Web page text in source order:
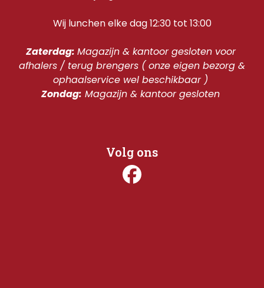
Wij lunchen elke dag 12:30 tot 13:00
Zaterdag: Magazijn & kantoor gesloten voor
afhalers / terug brengers ( onze eigen bezorg &
ophaalservice wel beschikbaar )
Zondag: Magazijn & kantoor gesloten
Volg ons